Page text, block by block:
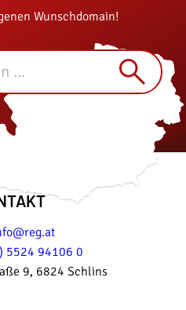
Wunschdomain!
5524 94106 0
9, 6824 Schlins